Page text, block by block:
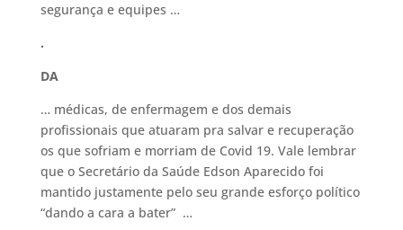
segurança e equipes …
.
DA
… médicas, de enfermagem e dos demais
profissionais que atuaram pra salvar e recuperação
os que sofriam e morriam de Covid 19. Vale lembrar
que o Secretário da Saúde Edson Aparecido foi
mantido justamente pelo seu grande esforço político
“dando a cara a bater” …